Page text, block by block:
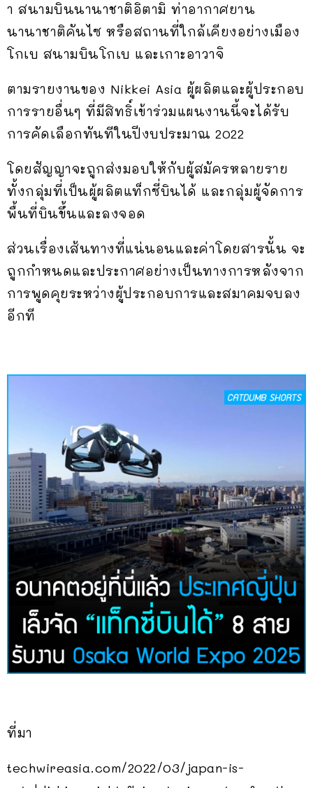
า สนามบินนานาชาติอิตามิ ท่าอากาศยาน
นานาชาติคันไซ หรือสถานที่ใกล้เคียงอย่างเมือง
โกเบ สนามบินโกเบ และเกาะอาวาจิ
ตามรายงานของ Nikkei Asia ผู้ผลิตและผู้ประกอบ
การรายอื่นๆ ที่มีสิทธิ์เข้าร่วมแผนงานนี้จะได้รับ
การคัดเลือกทันทีในปีงบประมาณ 2022
โดยสัญญาจะถูกส่งมอบให้กับผู้สมัครหลายราย
ทั้งกลุ่มที่เป็นผู้ผลิตแท็กซี่บินได้ และกลุ่มผู้จัดการ
พื้นที่บินขึ้นและลงจอด
ส่วนเรื่องเส้นทางที่แน่นอนและค่าโดยสารนั้น จะ
ถูกกำหนดและประกาศอย่างเป็นทางการหลังจาก
การพูดคุยระหว่างผู้ประกอบการและสมาคมจบลง
อีกที
ที่มา
techwireasia.com/2022/03/japan-is-